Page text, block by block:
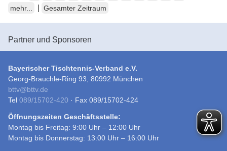
mehr...
Gesamter Zeitraum
Partner und Sponsoren
Bayerischer Tischtennis-Verband e.V.
Georg-Brauchle-Ring 93, 80992 München
bttv@bttv.de
Tel 089/15702-420 · Fax 089/15702-424
Öffnungszeiten Geschäftsstelle:
Montag bis Freitag: 9:00 Uhr – 12:00 Uhr
Montag bis Donnerstag: 13:00 Uhr – 16:00 Uhr